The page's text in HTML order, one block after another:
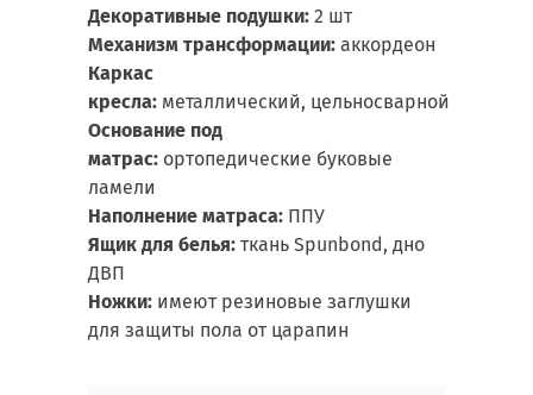
Декоративные подушки: 2 шт
Механизм трансформации: аккордеон
Каркас
кресла: металлический, цельносварной
Основание под
матрас: ортопедические буковые
ламели
Наполнение матраса: ППУ
Ящик для белья: ткань Spunbond, дно
ДВП
Ножки: имеют резиновые заглушки
для защиты пола от царапин